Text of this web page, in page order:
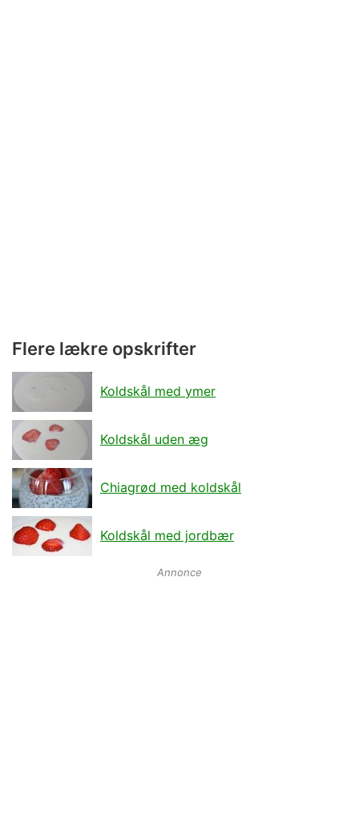
Flere lækre opskrifter
Koldskål med ymer
Koldskål uden æg
Chiagrød med koldskål
Koldskål med jordbær
Annonce